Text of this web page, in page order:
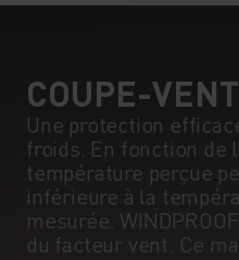
COUPE-VENT
Une protection
froids. En fonction de
température perçue
inférieure à la
mesurée.
du facteur vent. Ce